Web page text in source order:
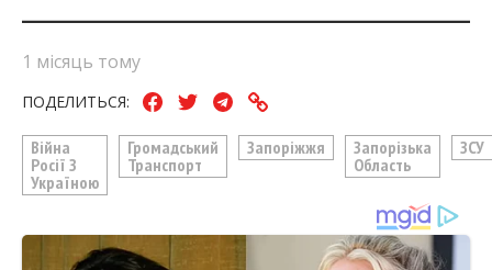
1 місяць тому
ПОДЕЛИТЬСЯ:
Війна
Росії З
Україною
Громадський
Транспорт
Запоріжжя
Запорізька
Область
ЗСУ